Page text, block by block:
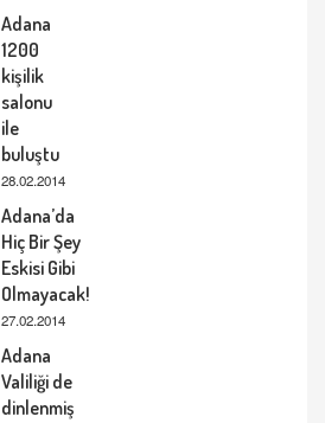
Adana
1200
kişilik
salonu
ile
buluştu
28.02.2014
Adana’da
Hiç Bir Şey
Eskisi Gibi
Olmayacak!
27.02.2014
Adana
Valiliği de
dinlenmiş